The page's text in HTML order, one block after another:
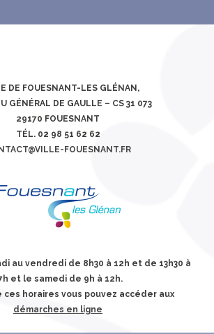
DE FOUESNANT-LES GLÉNAN,
GÉNÉRAL DE GAULLE – CS 31 073
29170 FOUESNANT
TÉL. 02 98 51 62 62
FOUESNANT.FR
au vendredi de 8h30 à 12h et de 13h30 à
et le samedi de 9h à 12h.
ces horaires vous pouvez accéder aux
démarches en ligne